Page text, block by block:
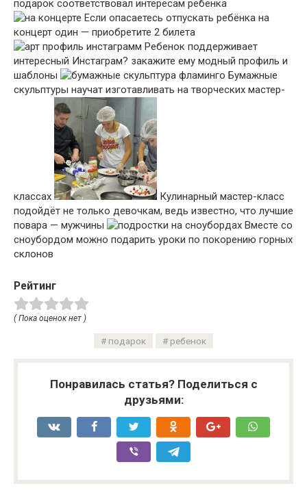
подарок соответствовал интересам ребёнка
Если опасаетесь отпускать ребёнка на
концерт один — приобретите 2 билета
Ребенок поддерживает
интересный Инстаграм? закажите ему модный профиль и
шаблоны
Бумажные
скульптуры научат изготавливать на творческих мастер-
классах
Кулинарный мастер-класс
подойдёт не только девочкам, ведь известно, что лучшие
повара — мужчины
Вместе со
сноубордом можно подарить уроки по покорению горных
склонов
Рейтинг
( Пока оценок нет )
подарок ребенок
Понравилась статья? Поделиться с
друзьями: